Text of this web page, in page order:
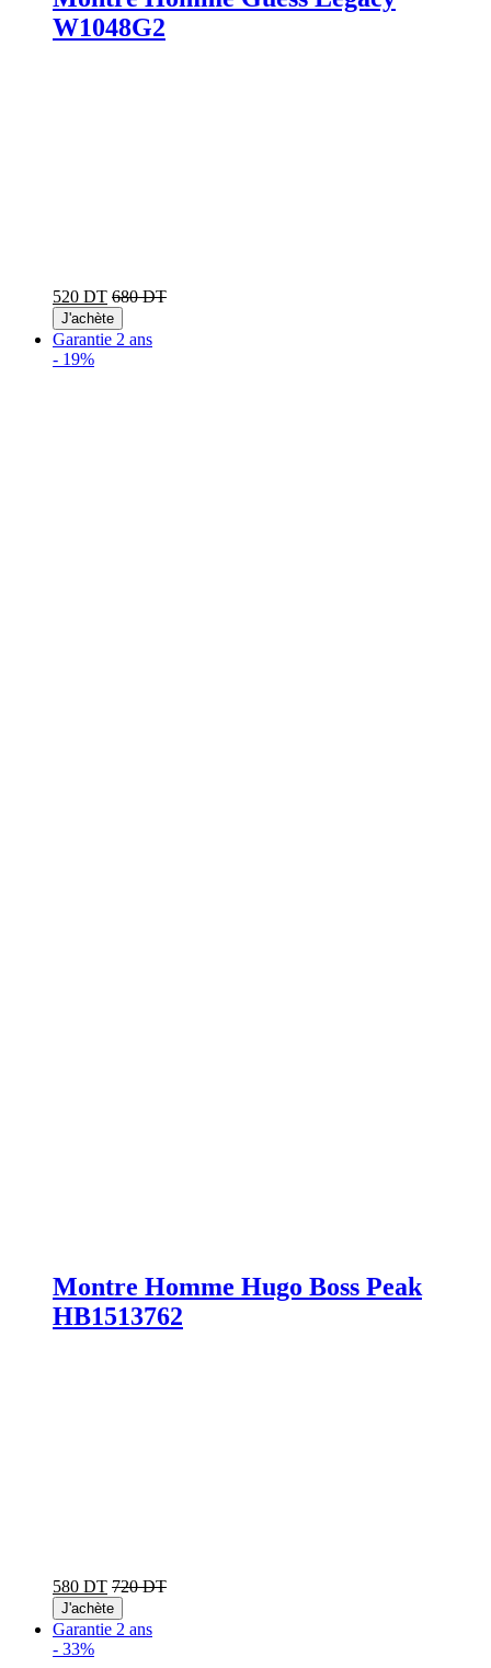
W1048G2
520 DT 680 DT
J'achète
Garantie 2 ans
- 19%
Montre Homme Hugo Boss Peak
HB1513762
580 DT 720 DT
J'achète
Garantie 2 ans
- 33%